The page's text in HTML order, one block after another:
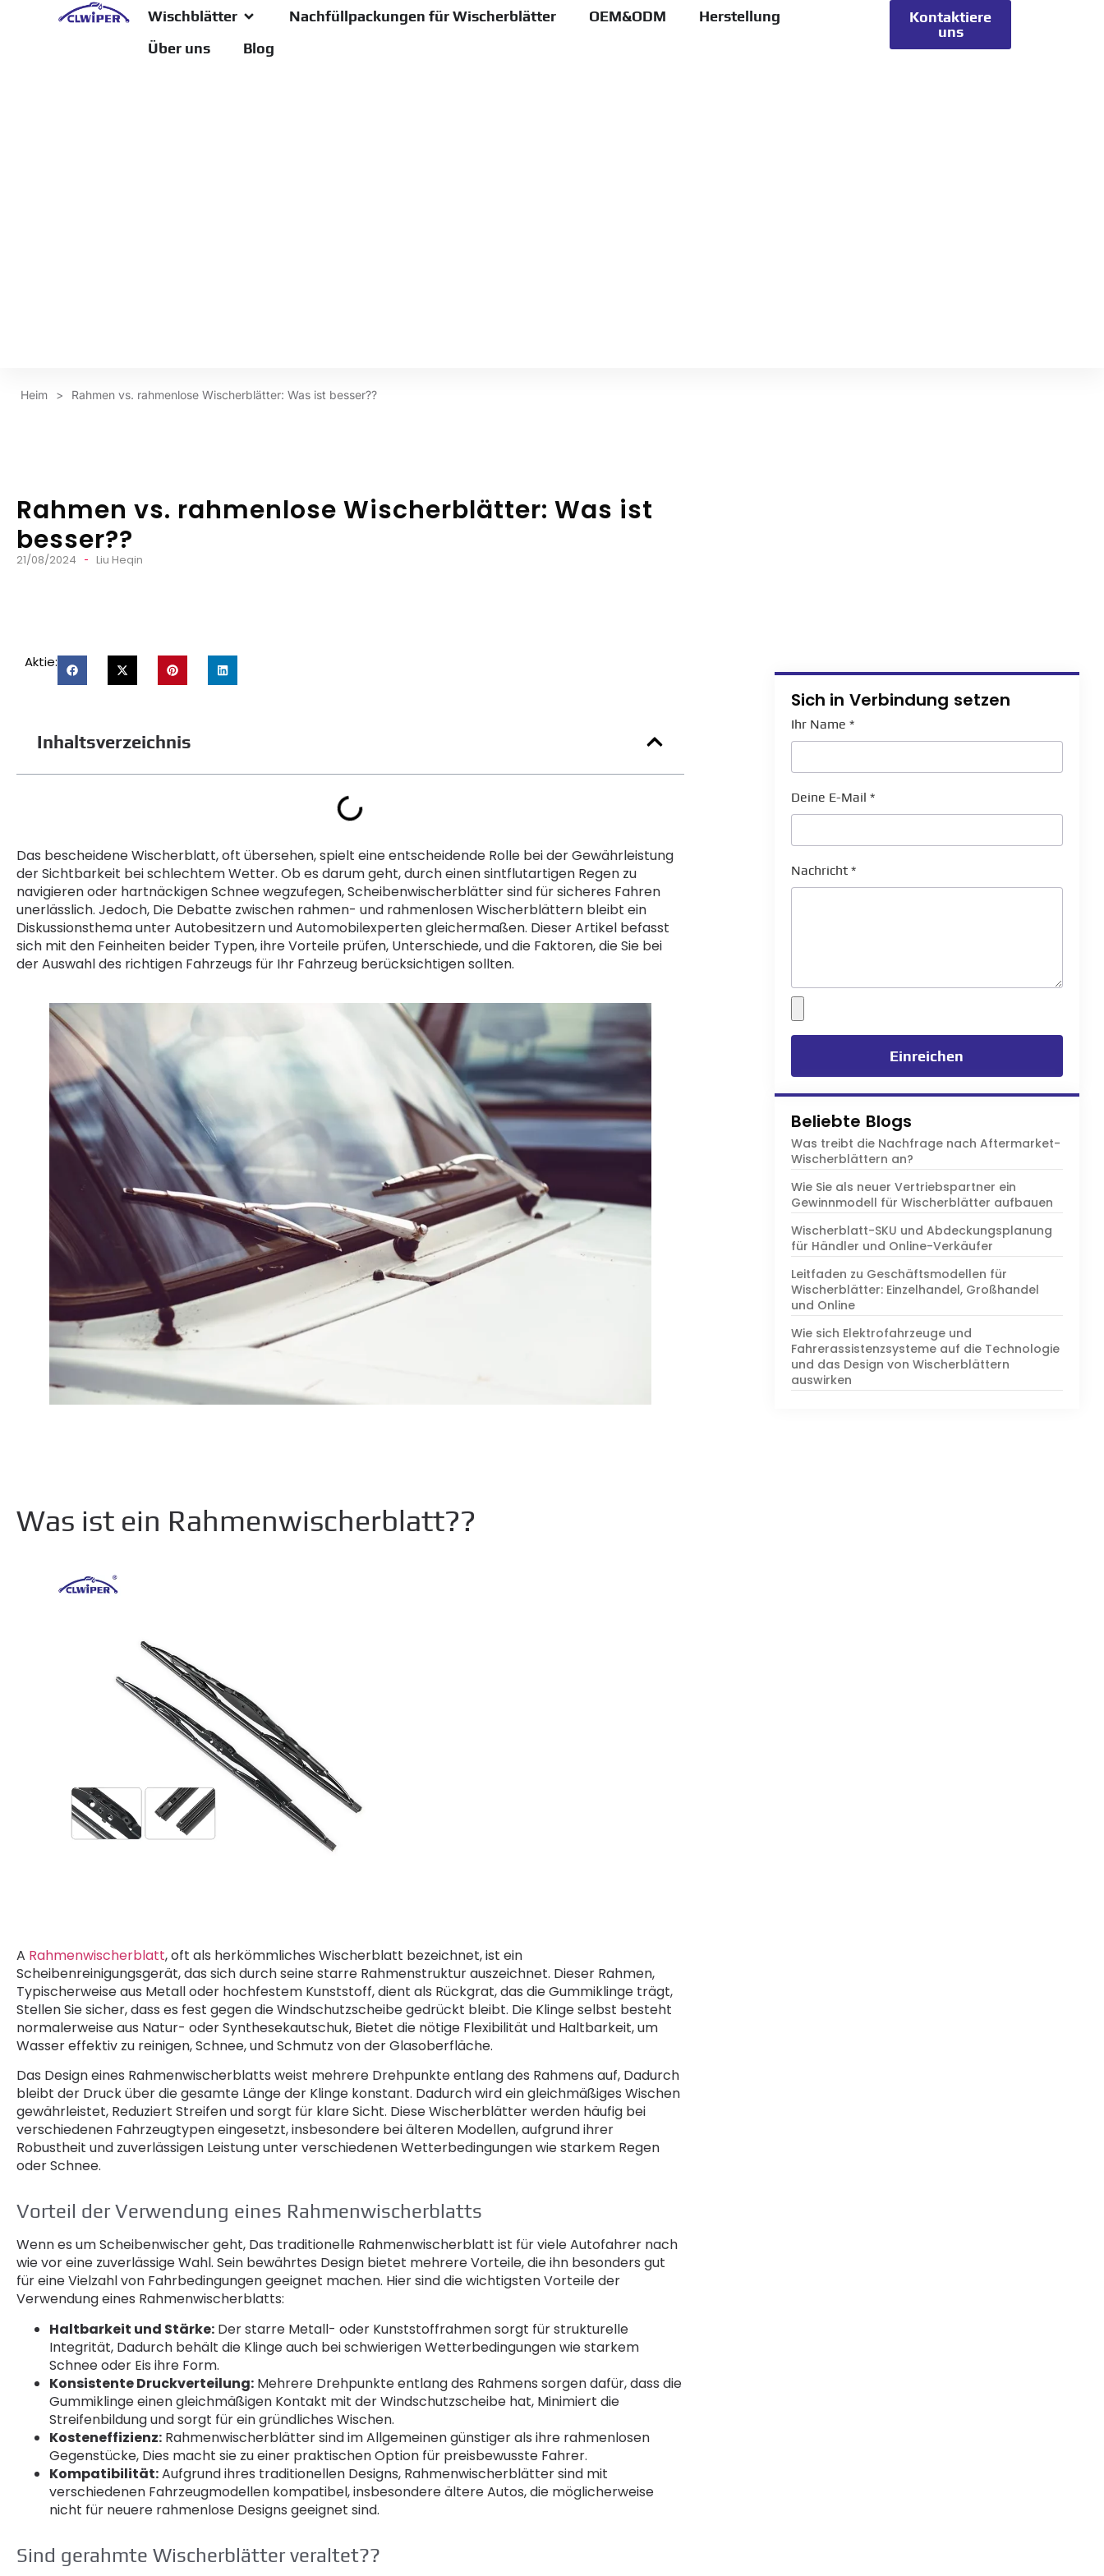
Wischblätter Nachfüllpackungen für Wischerblätter OEM&ODM
Herstellung
Über uns
Blog
Kontaktiere
uns
Heim > Rahmen vs. rahmenlose Wischerblätter: Was ist besser??
Rahmen vs. rahmenlose Wischerblätter: Was ist
besser??
21/08/2024 Liu Heqin
Aktie:
Inhaltsverzeichnis
Das bescheidene Wischerblatt, oft übersehen, spielt eine entscheidende Rolle bei der Gewährleistung
der Sichtbarkeit bei schlechtem Wetter. Ob es darum geht, durch einen sintflutartigen Regen zu
navigieren oder hartnäckigen Schnee wegzufegen, Scheibenwischerblätter sind für sicheres Fahren
unerlässlich. Jedoch, Die Debatte zwischen rahmen- und rahmenlosen Wischerblättern bleibt ein
Diskussionsthema unter Autobesitzern und Automobilexperten gleichermaßen. Dieser Artikel befasst
sich mit den Feinheiten beider Typen, ihre Vorteile prüfen, Unterschiede, und die Faktoren, die Sie bei
der Auswahl des richtigen Fahrzeugs für Ihr Fahrzeug berücksichtigen sollten.
Was ist ein Rahmenwischerblatt??
A Rahmenwischerblatt, oft als herkömmliches Wischerblatt bezeichnet, ist ein
Scheibenreinigungsgerät, das sich durch seine starre Rahmenstruktur auszeichnet. Dieser Rahmen,
Typischerweise aus Metall oder hochfestem Kunststoff, dient als Rückgrat, das die Gummiklinge trägt,
Stellen Sie sicher, dass es fest gegen die Windschutzscheibe gedrückt bleibt. Die Klinge selbst besteht
normalerweise aus Natur- oder Synthesekautschuk, Bietet die nötige Flexibilität und Haltbarkeit, um
Wasser effektiv zu reinigen, Schnee, und Schmutz von der Glasoberfläche.
Das Design eines Rahmenwischerblatts weist mehrere Drehpunkte entlang des Rahmens auf, Dadurch
bleibt der Druck über die gesamte Länge der Klinge konstant. Dadurch wird ein gleichmäßiges Wischen
gewährleistet, Reduziert Streifen und sorgt für klare Sicht. Diese Wischerblätter werden häufig bei
verschiedenen Fahrzeugtypen eingesetzt, insbesondere bei älteren Modellen, aufgrund ihrer
Robustheit und zuverlässigen Leistung unter verschiedenen Wetterbedingungen wie starkem Regen
oder Schnee.
Vorteil der Verwendung eines Rahmenwischerblatts
Wenn es um Scheibenwischer geht, Das traditionelle Rahmenwischerblatt ist für viele Autofahrer nach
wie vor eine zuverlässige Wahl. Sein bewährtes Design bietet mehrere Vorteile, die ihn besonders gut
für eine Vielzahl von Fahrbedingungen geeignet machen. Hier sind die wichtigsten Vorteile der
Verwendung eines Rahmenwischerblatts:
Haltbarkeit und Stärke: Der starre Metall- oder Kunststoffrahmen sorgt für strukturelle
Integrität, Dadurch behält die Klinge auch bei schwierigen Wetterbedingungen wie starkem
Schnee oder Eis ihre Form.
Konsistente Druckverteilung: Mehrere Drehpunkte entlang des Rahmens sorgen dafür, dass die
Gummiklinge einen gleichmäßigen Kontakt mit der Windschutzscheibe hat, Minimiert die
Streifenbildung und sorgt für ein gründliches Wischen.
Kosteneffizienz: Rahmenwischerblätter sind im Allgemeinen günstiger als ihre rahmenlosen
Gegenstücke, Dies macht sie zu einer praktischen Option für preisbewusste Fahrer.
Kompatibilität:Aufgrund ihres traditionellen Designs, Rahmenwischerblätter sind mit
verschiedenen Fahrzeugmodellen kompatibel, insbesondere ältere Autos, die möglicherweise
nicht für neuere rahmenlose Designs geeignet sind.
Sind gerahmte Wischerblätter veraltet??
Sich in Verbindung setzen
Ihr Name *
Deine E-Mail *
Nachricht *
Einreichen
Beliebte Blogs
Was treibt die Nachfrage nach Aftermarket-
Wischerblättern an?
Wie Sie als neuer Vertriebspartner ein
Gewinnmodell für Wischerblätter aufbauen
Wischerblatt-SKU und Abdeckungsplanung
für Händler und Online-Verkäufer
Leitfaden zu Geschäftsmodellen für
Wischerblätter: Einzelhandel, Großhandel
und Online
Wie sich Elektrofahrzeuge und
Fahrerassistenzsysteme auf die Technologie
und das Design von Wischerblättern
auswirken